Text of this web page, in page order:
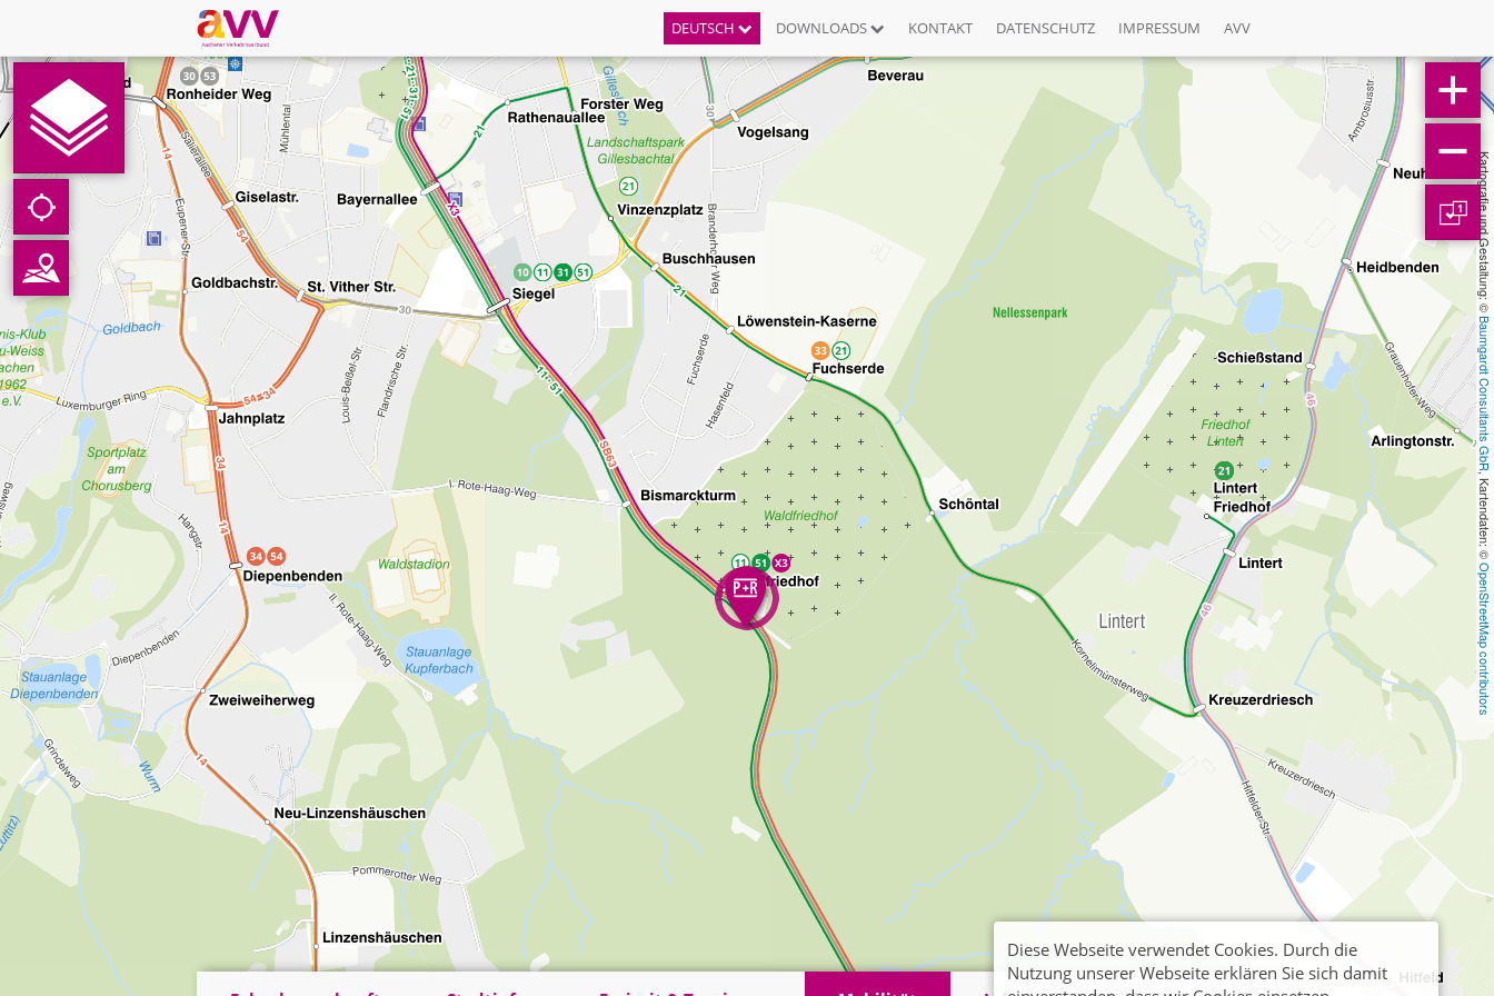
DEUTSCH DOWNLOADS KONTAKT DATENSCHUTZ IMPRESSUM AVV
Kartografie und Gestaltung: ©
Baumgardt Consultants GbR
, Kartendaten: ©
OpenStreetMap contributors
1
Diese Webseite verwendet Cookies. Durch die
Nutzung unserer Webseite erklären Sie sich damit